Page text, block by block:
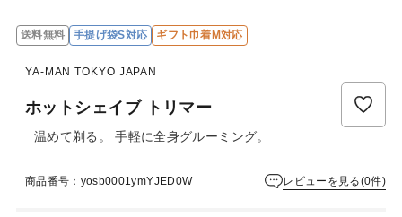
送料無料 手提げ袋S対応 ギフト巾着M対応
YA-MAN TOKYO JAPAN
ホットシェイブ トリマー
温めて剃る。 手軽に全身グルーミング。
商品番号：yosb0001ymYJED0W レビューを見る(0件)